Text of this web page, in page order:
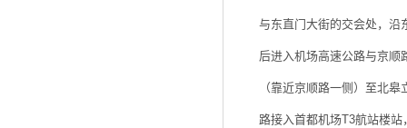
与东直门大街的交会处，沿
后进入机场高速公路与京顺
（靠近京顺路一侧）至北
路接入首都机场T3航站楼